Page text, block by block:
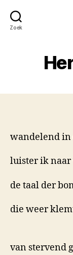
Zoek
wandelend in
luister ik naar
de taal der
die weer
van stervend